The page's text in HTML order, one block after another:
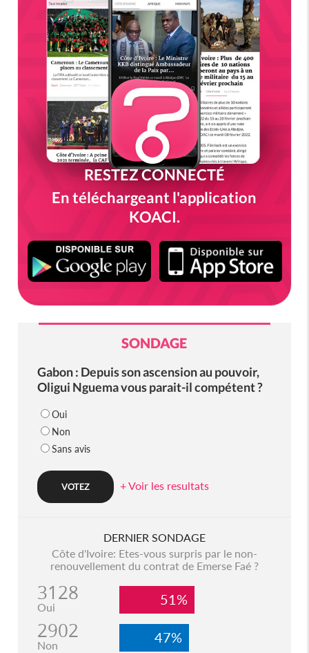
RESTEZ CONNECTÉ
En téléchargeant l'application
KOACI.
SONDAGE
Gabon : Depuis son ascension au pouvoir,
Oligui Nguema vous parait-il compétent ?
Oui
Non
Sans avis
+ Voir les resultats
DERNIER SONDAGE
Côte d'Ivoire: Etes-vous surpris par le non-
renouvellement du contrat de Emerse Faé ?
3128
Oui 51%
2902
Non 47%